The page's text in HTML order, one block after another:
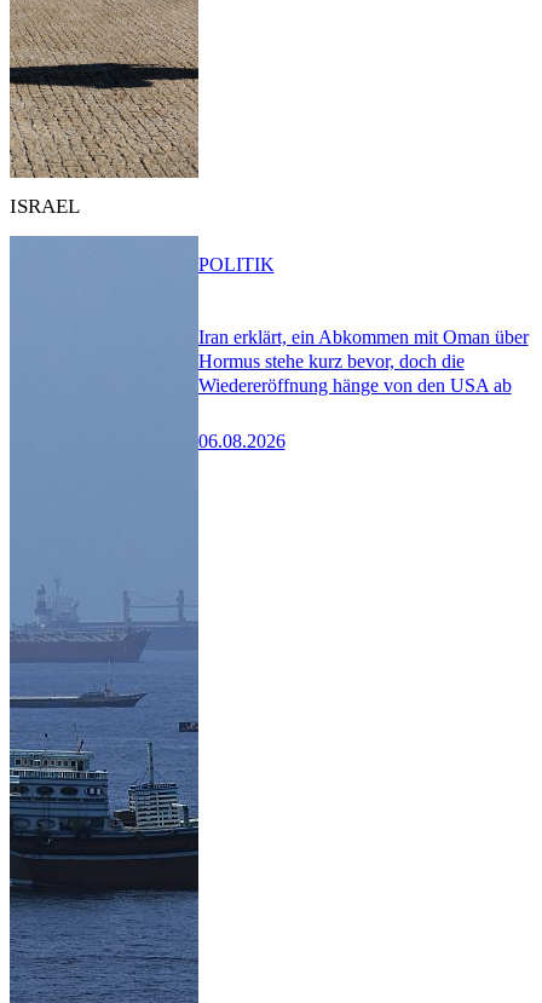
ISRAEL
Iran erklärt, ein Abkommen mit Oman über
Hormus stehe kurz bevor, doch die
Wiedereröffnung hänge von den USA ab
06.08.2026
POLITIK